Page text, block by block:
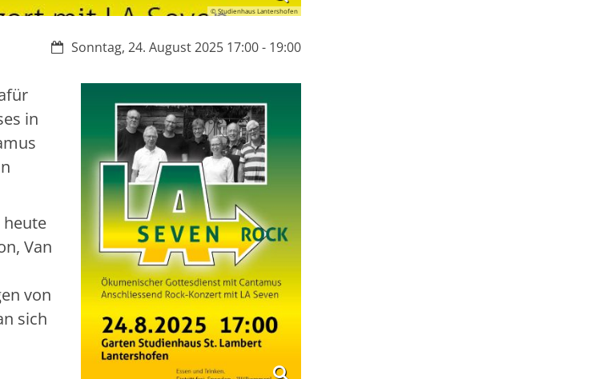
© Studienhaus Lantershofen
Datum:Sonntag, 24. August 2025 17:00 - 19:00
in
heute
Van
von
sich